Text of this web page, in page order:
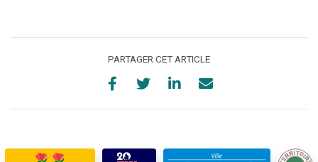
PARTAGER CET ARTICLE